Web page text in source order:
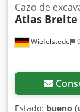
Wiefelstede
Cazo de
Atlas Breite
Estado: bueno